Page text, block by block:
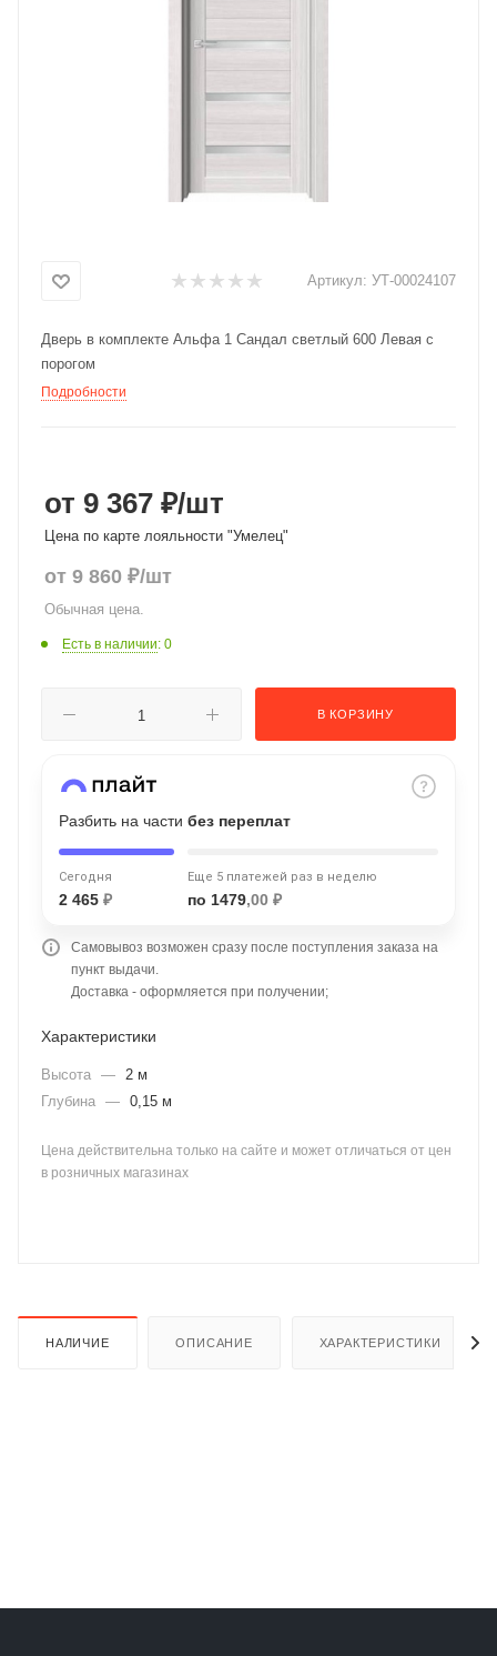
Артикул: УТ-00024107
Дверь в комплекте Альфа 1 Сандал светлый 600 Левая с
порогом
Подробности
от 9 367 ₽/шт
Цена по карте лояльности "Умелец"
от 9 860 ₽/шт
Обычная цена.
Есть в наличии: 0
В КОРЗИНУ
Разбить на части без переплат
Сегодня
2 465 ₽
Еще 5 платежей раз в неделю
по 1479,00 ₽
Самовывоз возможен сразу после поступления заказа на
пункт выдачи.
Доставка - оформляется при получении;
Характеристики
Высота — 2 м
Глубина — 0,15 м
Цена действительна только на сайте и может отличаться от цен
в розничных магазинах
НАЛИЧИЕ ОПИСАНИЕ ХАРАКТЕРИСТИКИ
Добавляйте товары
Оставшиеся75% будут
списываться
по25
Подробнее
об оплате Плайтом
раз в 2
недели
plait.ru